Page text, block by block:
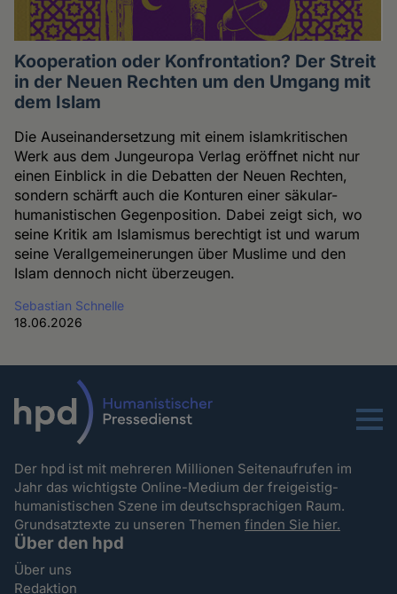
Kooperation oder Konfrontation? Der Streit
in der Neuen Rechten um den Umgang mit
dem Islam
Die Auseinandersetzung mit einem islamkritischen
Werk aus dem Jungeuropa Verlag eröffnet nicht nur
einen Einblick in die Debatten der Neuen Rechten,
sondern schärft auch die Konturen einer säkular-
humanistischen Gegenposition. Dabei zeigt sich, wo
seine Kritik am Islamismus berechtigt ist und warum
seine Verallgemeinerungen über Muslime und den
Islam dennoch nicht überzeugen.
Sebastian Schnelle
18.06.2026
Menu
Der hpd ist mit mehreren Millionen Seitenaufrufen im
Jahr das wichtigste Online-Medium der freigeistig-
humanistischen Szene im deutschsprachigen Raum.
Grundsatztexte zu unseren Themenfinden Sie hier.
Über den hpd
Über uns
Redaktion